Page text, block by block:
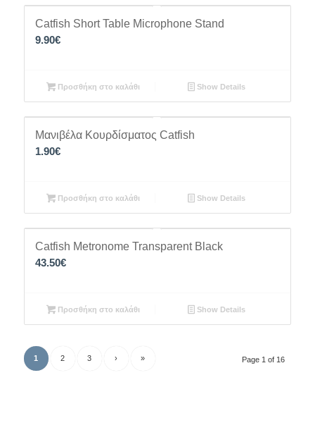
Catfish Short Table Microphone Stand
9.90€
Προσθήκη στο καλάθι Show Details
Μανιβέλα Κουρδίσματος Catfish
1.90€
Προσθήκη στο καλάθι Show Details
Catfish Metronome Transparent Black
43.50€
Προσθήκη στο καλάθι Show Details
Page 1 of 16
1 2 3 › »